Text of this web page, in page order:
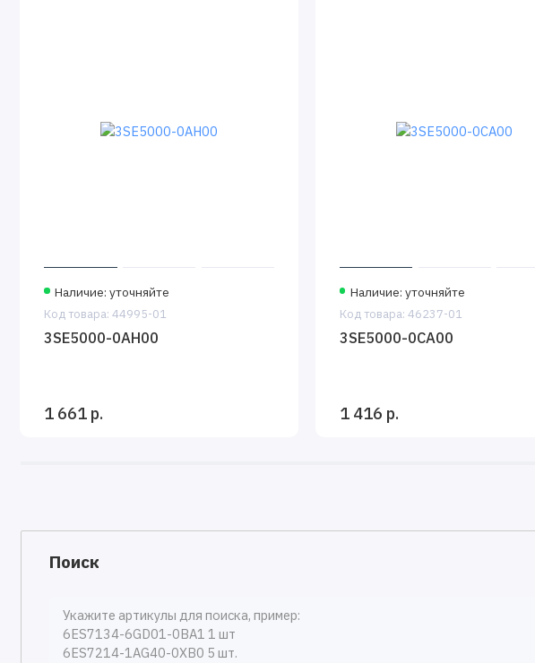
Наличие: уточняйте
Код товара: 44995-01
3SE5000-0AH00
1 661 р.
Наличие: уточняйте
Код товара: 46237-01
3SE5000-0CA00
1 416 р.
Поиск